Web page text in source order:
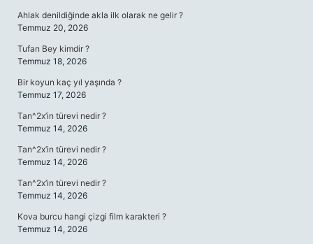
Ahlak denildiğinde akla ilk olarak ne gelir ?
Temmuz 20, 2026
Tufan Bey kimdir ?
Temmuz 18, 2026
Bir koyun kaç yıl yaşında ?
Temmuz 17, 2026
Tan^2x’in türevi nedir ?
Temmuz 14, 2026
Tan^2x’in türevi nedir ?
Temmuz 14, 2026
Tan^2x’in türevi nedir ?
Temmuz 14, 2026
Kova burcu hangi çizgi film karakteri ?
Temmuz 14, 2026